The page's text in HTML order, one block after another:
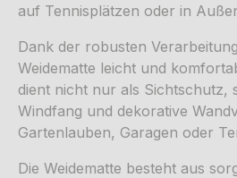
auf Tennisplätzen oder in
Dank der robusten
Weidematte leicht und
dient nicht nur als Sichtschutz,
Windfang und dekorative
Gartenlauben, Garagen oder
Die Weidematte besteht aus